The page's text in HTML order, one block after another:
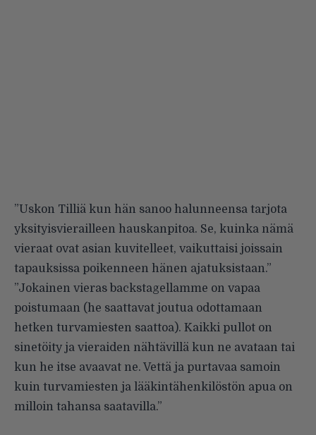
”Uskon Tilliä kun hän sanoo halunneensa tarjota
yksityisvierailleen hauskanpitoa. Se, kuinka nämä
vieraat ovat asian kuvitelleet, vaikuttaisi joissain
tapauksissa poikenneen hänen ajatuksistaan.”
”Jokainen vieras backstagellamme on vapaa
poistumaan (he saattavat joutua odottamaan
hetken turvamiesten saattoa). Kaikki pullot on
sinetöity ja vieraiden nähtävillä kun ne avataan tai
kun he itse avaavat ne. Vettä ja purtavaa samoin
kuin turvamiesten ja lääkintähenkilöstön apua on
milloin tahansa saatavilla.”